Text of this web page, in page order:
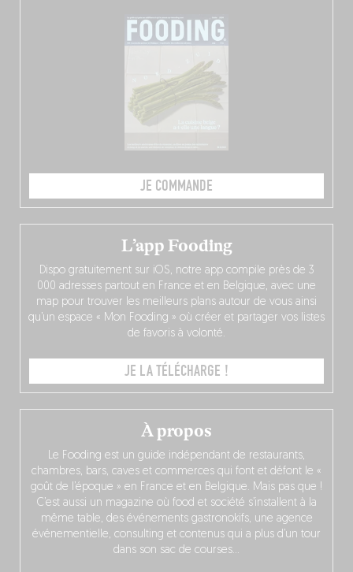
JE COMMANDE
À propos
Le Fooding est un guide indépendant de restaurants,
chambres, bars, caves et commerces qui font et défont le «
goût de l’époque » en France et en Belgique. Mais pas que !
C’est aussi un magazine où food et société s’installent à la
même table, des événements gastronokifs, une agence
événementielle, consulting et contenus qui a plus d’un tour
dans son sac de courses…
L’app Fooding
Dispo gratuitement sur iOS, notre app compile près de 3
000 adresses partout en France et en Belgique, avec une
map pour trouver les meilleurs plans autour de vous ainsi
qu’un espace « Mon Fooding » où créer et partager vos listes
de favoris à volonté.
JE LA TÉLÉCHARGE !